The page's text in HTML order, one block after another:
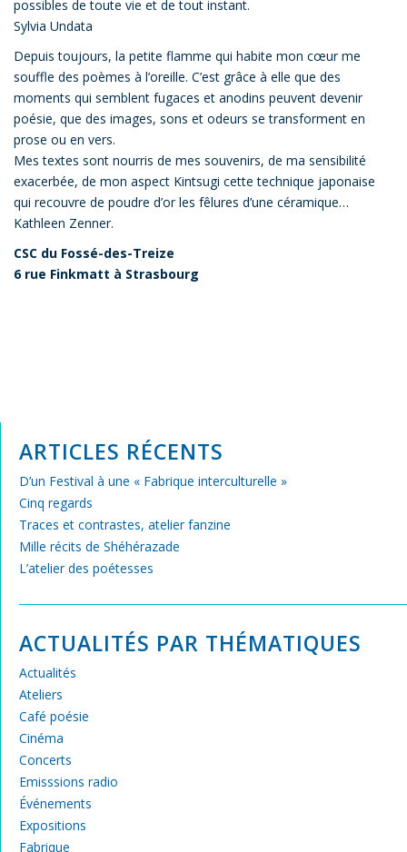
possibles de toute vie et de tout instant.
Sylvia Undata
Depuis toujours, la petite flamme qui habite mon cœur me
souffle des poèmes à l’oreille. C’est grâce à elle que des
moments qui semblent fugaces et anodins peuvent devenir
poésie, que des images, sons et odeurs se transforment en
prose ou en vers.
Mes textes sont nourris de mes souvenirs, de ma sensibilité
exacerbée, de mon aspect Kintsugi cette technique japonaise
qui recouvre de poudre d’or les fêlures d’une céramique…
Kathleen Zenner.
CSC du Fossé-des-Treize
6 rue Finkmatt à Strasbourg
ARTICLES RÉCENTS
D’un Festival à une « Fabrique interculturelle »
Cinq regards
Traces et contrastes, atelier fanzine
Mille récits de Shéhérazade
L’atelier des poétesses
ACTUALITÉS PAR THÉMATIQUES
Actualités
Ateliers
Café poésie
Cinéma
Concerts
Emisssions radio
Événements
Expositions
Fabrique